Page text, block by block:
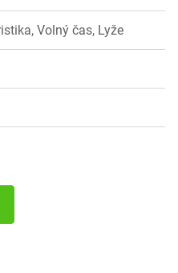
Volný čas, Lyže